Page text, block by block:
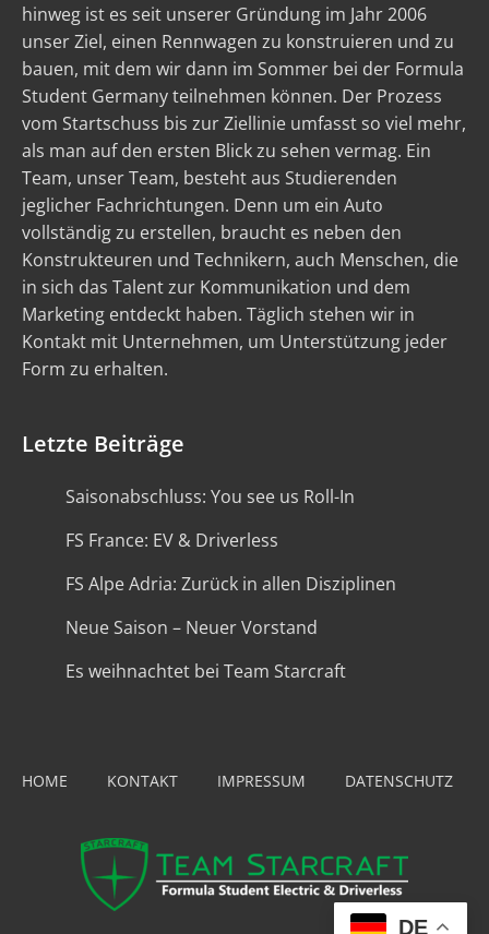
hinweg ist es seit unserer Gründung im Jahr 2006
unser Ziel, einen Rennwagen zu konstruieren und zu
bauen, mit dem wir dann im Sommer bei der Formula
Student Germany teilnehmen können. Der Prozess
vom Startschuss bis zur Ziellinie umfasst so viel mehr,
als man auf den ersten Blick zu sehen vermag. Ein
Team, unser Team, besteht aus Studierenden
jeglicher Fachrichtungen. Denn um ein Auto
vollständig zu erstellen, braucht es neben den
Konstrukteuren und Technikern, auch Menschen, die
in sich das Talent zur Kommunikation und dem
Marketing entdeckt haben. Täglich stehen wir in
Kontakt mit Unternehmen, um Unterstützung jeder
Form zu erhalten.
Letzte Beiträge
Saisonabschluss: You see us Roll-In
FS France: EV & Driverless
FS Alpe Adria: Zurück in allen Disziplinen
Neue Saison – Neuer Vorstand
Es weihnachtet bei Team Starcraft
HOME KONTAKT IMPRESSUM DATENSCHUTZ
DE